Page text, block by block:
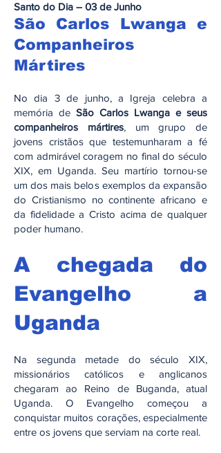
Santo do Dia – 03 de Junho
São Carlos Lwanga e
Companheiros
Mártires
No dia 3 de junho, a Igreja celebra a
memória de São Carlos Lwanga e seus
companheiros mártires, um grupo de
jovens cristãos que testemunharam a fé
com admirável coragem no final do século
XIX, em Uganda. Seu martírio tornou-se
um dos mais belos exemplos da expansão
do Cristianismo no continente africano e
da fidelidade a Cristo acima de qualquer
poder humano.
A chegada do
Evangelho a
Uganda
Na segunda metade do século XIX,
missionários católicos e anglicanos
chegaram ao Reino de Buganda, atual
Uganda. O Evangelho começou a
conquistar muitos corações, especialmente
entre os jovens que serviam na corte real.